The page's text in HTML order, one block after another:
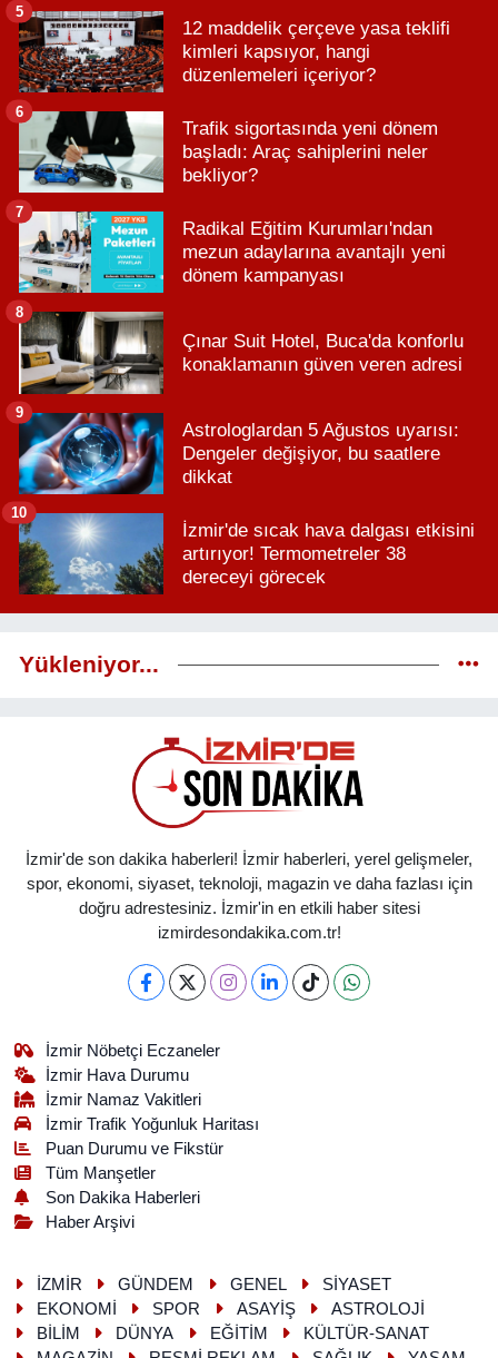
12 maddelik çerçeve yasa teklifi
kimleri kapsıyor, hangi
düzenlemeleri içeriyor?
5
Trafik sigortasında yeni dönem
başladı: Araç sahiplerini neler
bekliyor?
6
Radikal Eğitim Kurumları'ndan
mezun adaylarına avantajlı yeni
dönem kampanyası
7
Çınar Suit Hotel, Buca'da konforlu
konaklamanın güven veren adresi
8
Astrologlardan 5 Ağustos uyarısı:
Dengeler değişiyor, bu saatlere
dikkat
9
İzmir'de sıcak hava dalgası etkisini
artırıyor! Termometreler 38
dereceyi görecek
10
Yükleniyor...
İzmir'de son dakika haberleri! İzmir haberleri, yerel gelişmeler,
spor, ekonomi, siyaset, teknoloji, magazin ve daha fazlası için
doğru adrestesiniz. İzmir'in en etkili haber sitesi
izmirdesondakika.com.tr!
İzmir Nöbetçi Eczaneler
İzmir Hava Durumu
İzmir Namaz Vakitleri
İzmir Trafik Yoğunluk Haritası
Puan Durumu ve Fikstür
Tüm Manşetler
Son Dakika Haberleri
Haber Arşivi
İZMİR GÜNDEM GENEL
SİYASET
EKONOMİ
SPOR ASAYİŞ
ASTROLOJİ
BİLİM
DÜNYA EĞİTİM
KÜLTÜR-SANAT